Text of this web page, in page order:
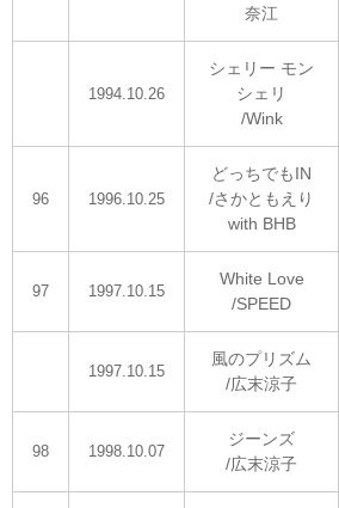
奈江
1994.10.26
シェリー モン
シェリ
/Wink
96 1996.10.25
どっちでもIN
/さかともえり
with BHB
97 1997.10.15
White Love
/SPEED
1997.10.15
風のプリズム
/広末涼子
98 1998.10.07
ジーンズ
/広末涼子